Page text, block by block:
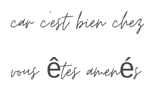
car c'est bien
vous êtes